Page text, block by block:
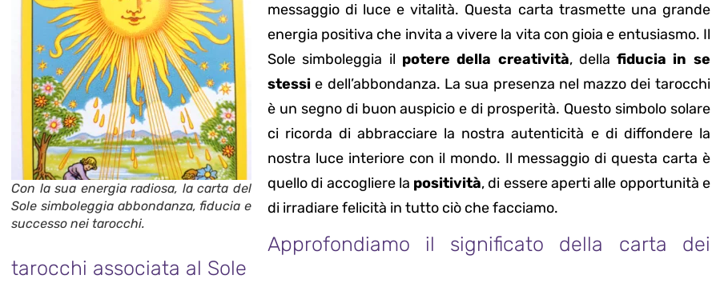
Con la sua energia radiosa, la carta del
Sole simboleggia abbondanza, fiducia e
successo nei tarocchi.
messaggio di luce e vitalità. Questa carta trasmette una grande
energia positiva che invita a vivere la vita con gioia e entusiasmo. Il
Sole simboleggia il potere della creatività, dellafiducia in se
stessi e dell’abbondanza. La sua presenza nel mazzo dei tarocchi
è un segno di buon auspicio e di prosperità. Questo simbolo solare
ci ricorda di abbracciare la nostra autenticità e di diffondere la
nostra luce interiore con il mondo. Il messaggio di questa carta è
quello di accogliere la positività, di essere aperti alle opportunità e
di irradiare felicità in tutto ciò che facciamo.
Approfondiamo il significato della carta dei
tarocchi associata al Sole